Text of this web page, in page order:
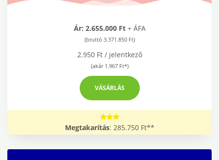
Ár: 2.655.000 Ft+ ÁFA
(bruttó 3.371.850 Ft)
2.950 Ft / jelentkező
(akár 1.967 Ft*)
VÁSÁRLÁS
Megtakarítás: 285.750 Ft**